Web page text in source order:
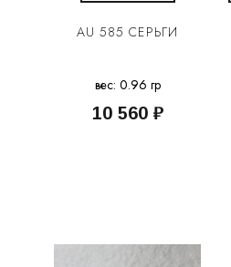
AU 585 СЕРЬГИ
вес: 0.96 гр
10 560 ₽